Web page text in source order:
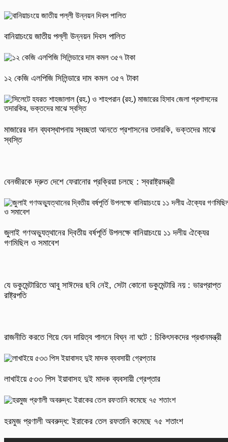
বানিয়াচংয়ে জাতীয় পল্লী উন্নয়ন দিবস পালিত
১২ কেজি এলপিজি সিলিন্ডারে দাম কমল ৩৫৭ টাকা
মাজারের দান ব্যবস্থাপনায় স্বচ্ছতা আনতে প্রশাসনের তদারকি, ভক্তদের মাঝে
স্বস্তি
বেনজীরকে দ্রুত দেশে ফেরানোর প্রক্রিয়া চলছে : স্বরাষ্ট্রমন্ত্রী
জুলাই গণঅভ্যুত্থানের দ্বিতীয় বর্ষপূর্তি উপলক্ষে বানিয়াচংয়ে ১১ দলীয় ঐক্যের
গণমিছিল ও সমাবেশ
যে ডকুমেন্টারিতে আবু সাঈদের ছবি নেই, সেটা কোনো ডকুমেন্টারি নয় : ভারপ্রাপ্ত
রাষ্ট্রপতি
রাজনীতি করতে গিয়ে যেন দায়িত্ব পালনে বিঘ্ন না ঘটে : চিকিৎসকদের প্রধানমন্ত্রী
লাখাইয়ে ৫৩৩ পিস ইয়াবাসহ দুই মাদক ব্যবসায়ী গ্রেপ্তার
হরমুজ প্রণালী অবরুদ্ধ: ইরাকের তেল রফতানি কমেছে ৭৫ শতাংশ